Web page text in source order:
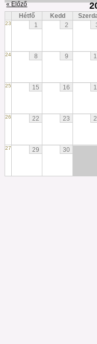
« Előző
Hétfő Kedd
23 1 2
24 8 9
25 15 16
26 22 23
27 29 30